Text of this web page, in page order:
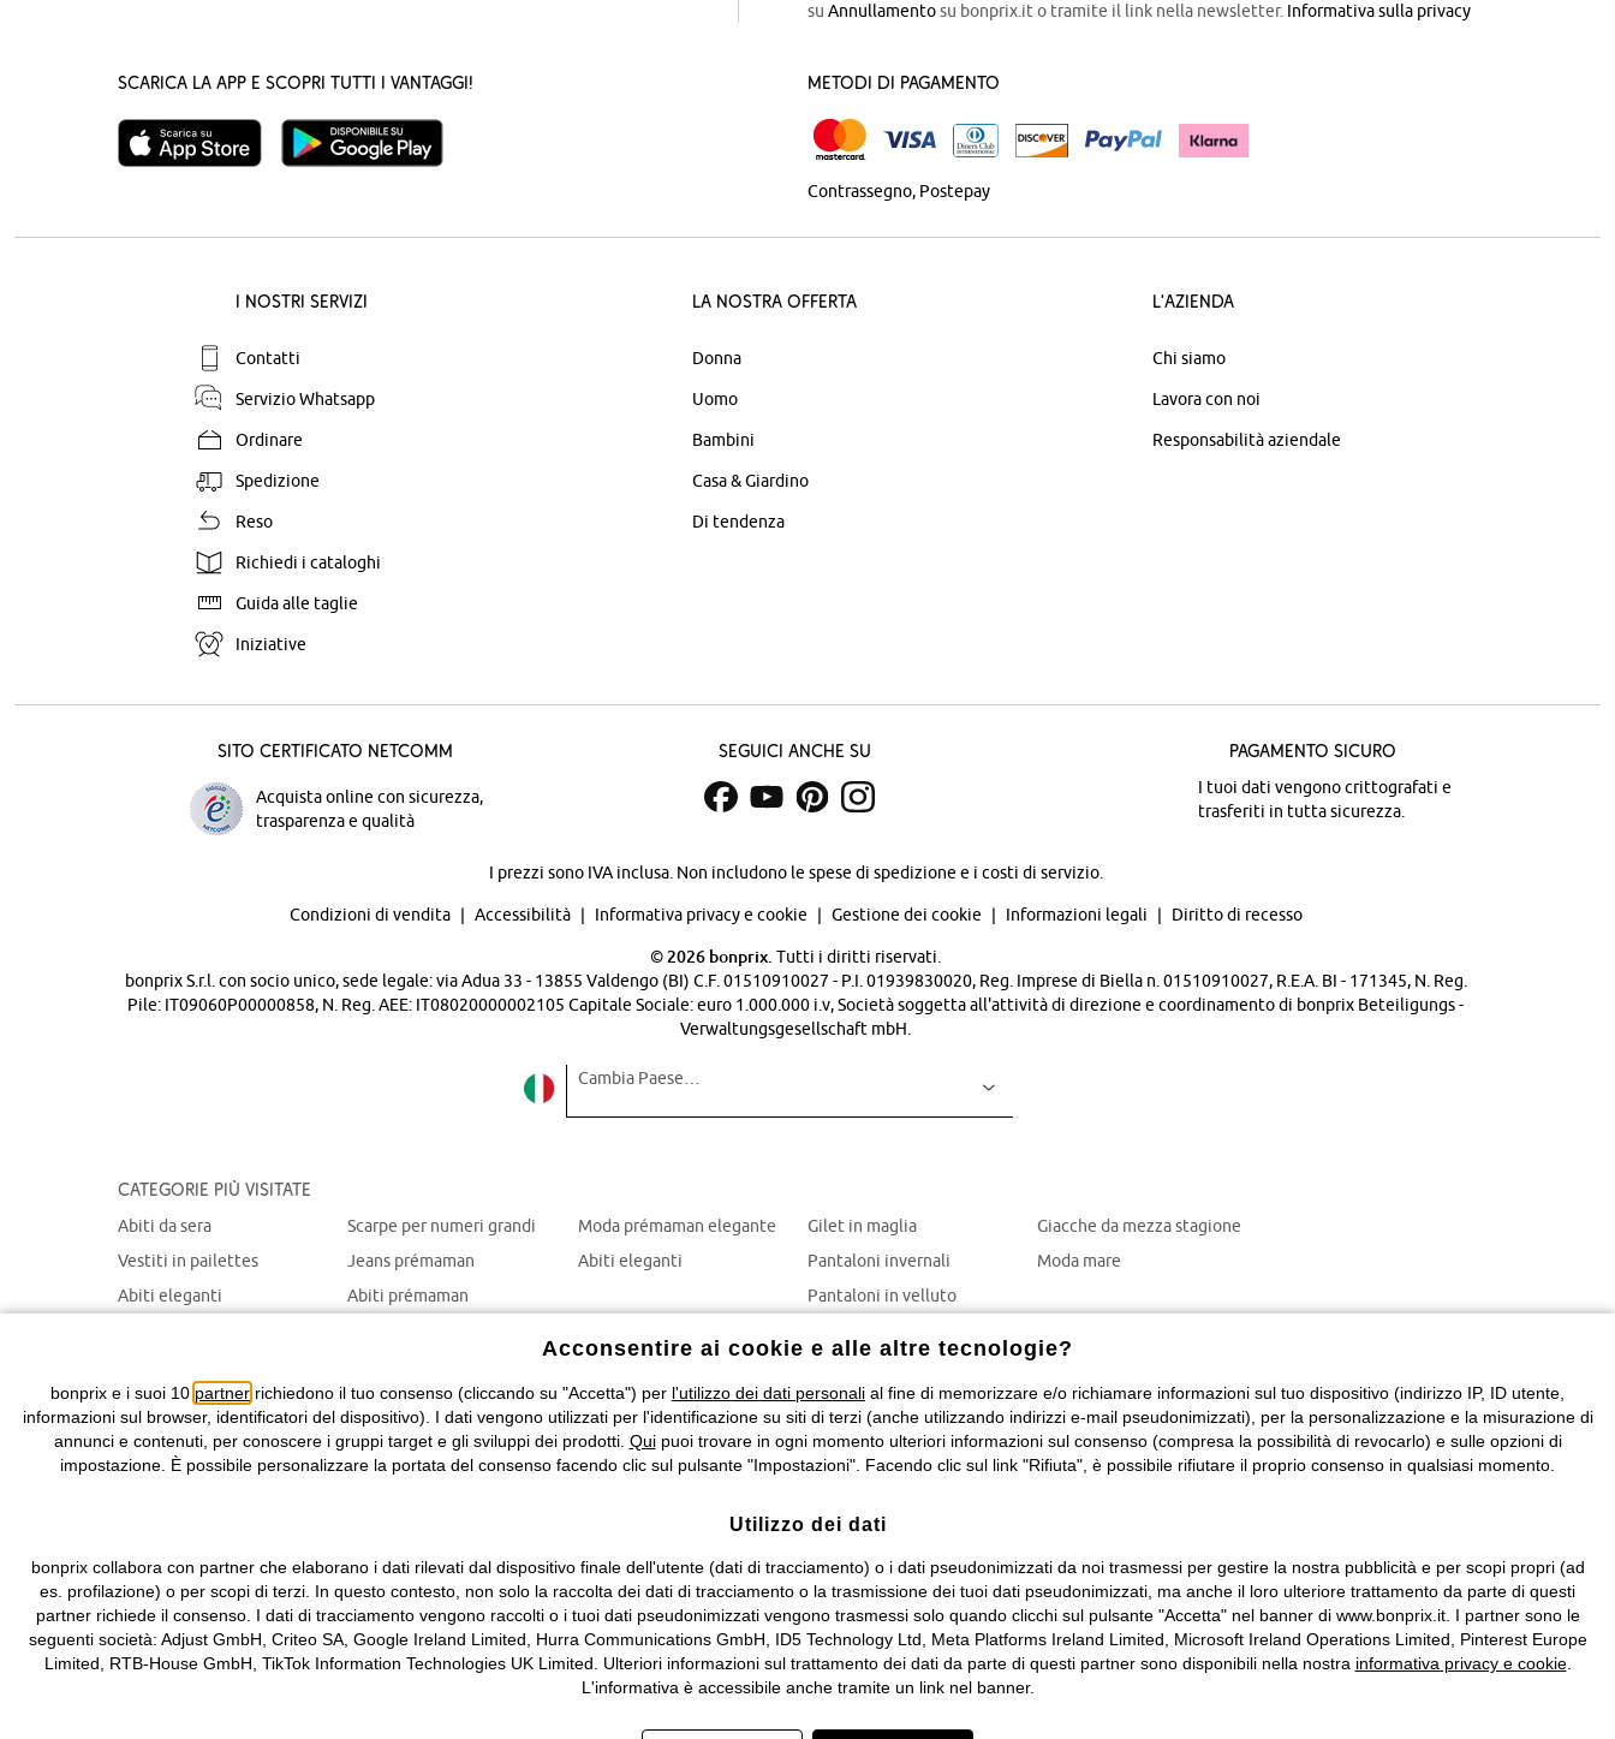
su Annullamentosu bonprix.it o tramite il link nella newsletter. Informativa sulla privacy
Scarica la App e scopri tutti i vantaggi! Metodi di pagamento
Contrassegno Postepay
I nostri servizi
Contatti
Servizio Whatsapp
Ordinare
Spedizione
Reso
Richiedi i cataloghi
Guida alle taglie
Iniziative
La nostra offerta
Donna
Uomo
Bambini
Casa & Giardino
Di tendenza
L'azienda
Chi siamo
Lavora con noi
Responsabilità aziendale
Sito certificato Netcomm
Acquista online con sicurezza,
trasparenza e qualità
Seguici anche su Pagamento sicuro
I tuoi dati vengono crittografati e
trasferiti in tutta sicurezza.
I prezzi sono IVA inclusa. Non includono le spese di spedizione e i costi di servizio.
Condizioni di vendita Accessibilità Informativa privacy e cookie Gestione dei cookie Informazioni legali Diritto di recesso
© 2026 bonprix. Tutti i diritti riservati.
bonprix S.r.l. con socio unico, sede legale: via Adua 33 - 13855 Valdengo (BI) C.F. 01510910027 - P.I. 01939830020, Reg. Imprese di Biella n. 01510910027, R.E.A. BI - 171345, N. Reg.
Pile: IT09060P00000858, N. Reg. AEE: IT08020000002105 Capitale Sociale: euro 1.000.000 i.v, Società soggetta all'attività di direzione e coordinamento di bonprix Beteiligungs -
Verwaltungsgesellschaft mbH.
Cambia Paese…
Categorie più visitate
Abiti da sera
Vestiti in pailettes
Abiti eleganti
Scarpe per numeri grandi
Jeans prémaman
Abiti prémaman
Moda prémaman elegante
Abiti eleganti
Gilet in maglia
Pantaloni invernali
Pantaloni in velluto
Giacche da mezza stagione
Moda mare
Acconsentire ai cookie e alle altre tecnologie?
bonprix e i suoi 10 partner richiedono il tuo consenso (cliccando su "Accetta") per l'utilizzo dei dati personali al fine di memorizzare e/o richiamare informazioni sul tuo dispositivo (indirizzo IP, ID utente,
informazioni sul browser, identificatori del dispositivo). I dati vengono utilizzati per l'identificazione su siti di terzi (anche utilizzando indirizzi e-mail pseudonimizzati), per la personalizzazione e la misurazione di
annunci e contenuti, per conoscere i gruppi target e gli sviluppi dei prodotti. Quipuoi trovare in ogni momento ulteriori informazioni sul consenso (compresa la possibilità di revocarlo) e sulle opzioni di
impostazione. È possibile personalizzare la portata del consenso facendo clic sul pulsante "Impostazioni". Facendo clic sul link "Rifiuta", è possibile rifiutare il proprio consenso in qualsiasi momento.
Utilizzo dei dati
bonprix collabora con partner che elaborano i dati rilevati dal dispositivo finale dell'utente (dati di tracciamento) o i dati pseudonimizzati da noi trasmessi per gestire la nostra pubblicità e per scopi propri (ad
es. profilazione) o per scopi di terzi. In questo contesto, non solo la raccolta dei dati di tracciamento o la trasmissione dei tuoi dati pseudonimizzati, ma anche il loro ulteriore trattamento da parte di questi
partner richiede il consenso. I dati di tracciamento vengono raccolti o i tuoi dati pseudonimizzati vengono trasmessi solo quando clicchi sul pulsante "Accetta" nel banner di www.bonprix.it. I partner sono le
seguenti società: Adjust GmbH, Criteo SA, Google Ireland Limited, Hurra Communications GmbH, ID5 Technology Ltd, Meta Platforms Ireland Limited, Microsoft Ireland Operations Limited, Pinterest Europe
Limited, RTB-House GmbH, TikTok Information Technologies UK Limited. Ulteriori informazioni sul trattamento dei dati da parte di questi partner sono disponibili nella nostra informativa privacy e cookie.
L'informativa è accessibile anche tramite un link nel banner.